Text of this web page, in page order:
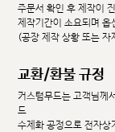
주문서 확인 후 제작이
제작기간이 소요되며
(공장 제작 상황 또는
교환/환불 규정
커스텀무드는 고객님께
드
수제화 공정으로 전자